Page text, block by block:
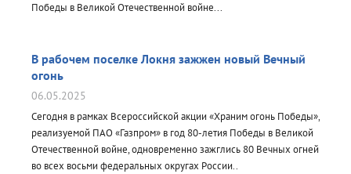
Победы в Великой Отечественной войне...
В рабочем поселке Локня зажжен новый Вечный
огонь
06.05.2025
Сегодня в рамках Всероссийской акции «Храним огонь Победы»,
реализуемой ПАО «Газпром» в год 80-летия Победы в Великой
Отечественной войне, одновременно зажглись 80 Вечных огней
во всех восьми федеральных округах России..